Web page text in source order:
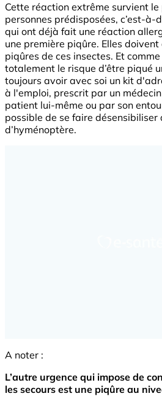
Cette réaction extrême survient le
personnes prédisposées, c’est-à-
qui ont déjà fait une réaction
une première piqûre. Elles
piqûres de ces insectes. Et
totalement le risque d’être piqué
toujours avoir avec soi un kit
à l'emploi, prescrit par un
patient lui-même ou par son
possible de se faire désensibiliser
d’hyménoptère.
A noter :
L’autre urgence qui impose de
les secours est une piqûre au